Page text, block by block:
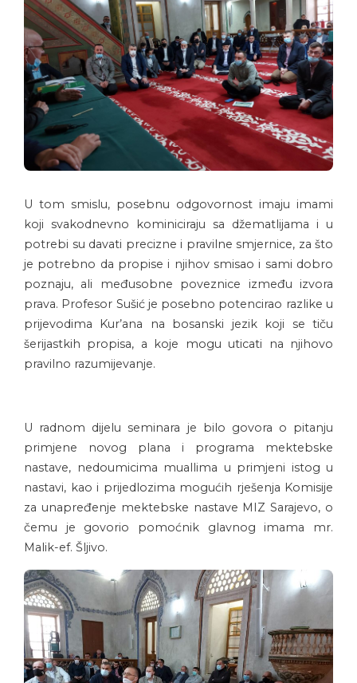
U tom smislu, posebnu odgovornost imaju imami
koji svakodnevno kominiciraju sa džematlijama i u
potrebi su davati precizne i pravilne smjernice, za što
je potrebno da propise i njihov smisao i sami dobro
poznaju, ali međusobne poveznice između izvora
prava. Profesor Sušić je posebno potencirao razlike u
prijevodima Kur’ana na bosanski jezik koji se tiču
šerijastkih propisa, a koje mogu uticati na njihovo
pravilno razumijevanje.
U radnom dijelu seminara je bilo govora o pitanju
primjene novog plana i programa mektebske
nastave, nedoumicima muallima u primjeni istog u
nastavi, kao i prijedlozima mogućih rješenja Komisije
za unapređenje mektebske nastave MIZ Sarajevo, o
čemu je govorio pomoćnik glavnog imama mr.
Malik-ef. Šljivo.